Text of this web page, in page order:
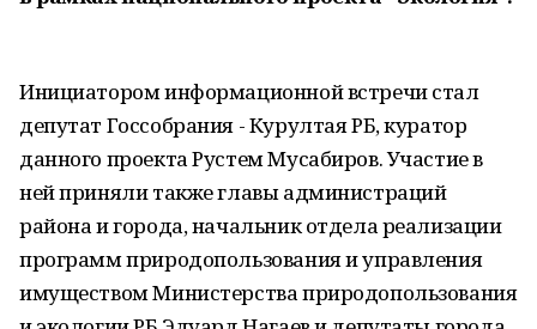
Инициатором информационной встречи стал
депутат Госсобрания - Курултая РБ, куратор
данного проекта Рустем Мусабиров. Участие в
ней приняли также главы администраций
района и города, начальник отдела реализации
программ природопользования и управления
имуществом Министерства природопользования